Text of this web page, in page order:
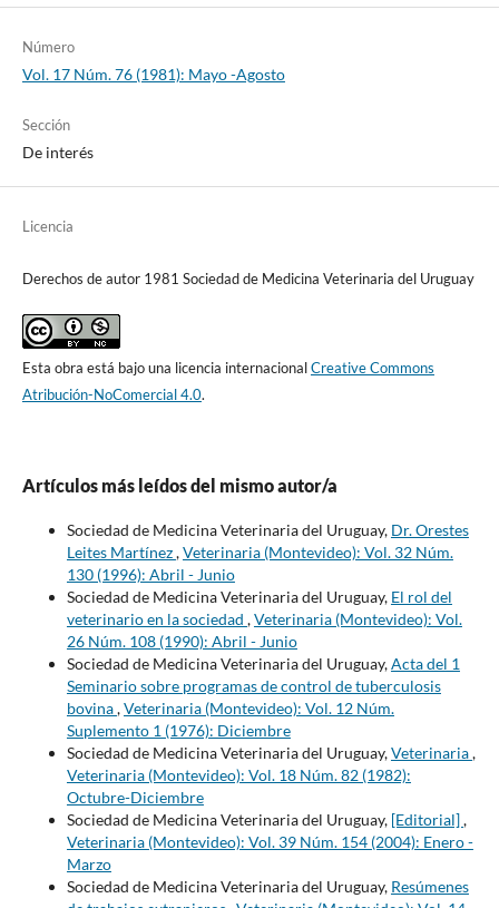
Número
Vol. 17 Núm. 76 (1981): Mayo -Agosto
Sección
De interés
Licencia
Derechos de autor 1981 Sociedad de Medicina Veterinaria del Uruguay
Esta obra está bajo una licencia internacionalCreative Commons
Atribución-NoComercial 4.0.
Artículos más leídos del mismo autor/a
Sociedad de Medicina Veterinaria del Uruguay, Dr. Orestes
Leites Martínez,Veterinaria (Montevideo): Vol. 32 Núm.
130 (1996): Abril - Junio
Sociedad de Medicina Veterinaria del Uruguay, El rol del
veterinario en la sociedad ,Veterinaria (Montevideo): Vol.
26 Núm. 108 (1990): Abril - Junio
Sociedad de Medicina Veterinaria del Uruguay,Acta del 1
Seminario sobre programas de control de tuberculosis
bovina,Veterinaria (Montevideo): Vol. 12 Núm.
Suplemento 1 (1976): Diciembre
Sociedad de Medicina Veterinaria del Uruguay,Veterinaria,
Veterinaria (Montevideo): Vol. 18 Núm. 82 (1982):
Octubre-Diciembre
Sociedad de Medicina Veterinaria del Uruguay, [Editorial],
Veterinaria (Montevideo): Vol. 39 Núm. 154 (2004): Enero -
Marzo
Sociedad de Medicina Veterinaria del Uruguay, Resúmenes